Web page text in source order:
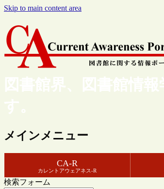
Skip to main content area
図書館界、図書館情
す。
メインメニュー
CA-R
カレントアウェアネス-R
検索フォーム